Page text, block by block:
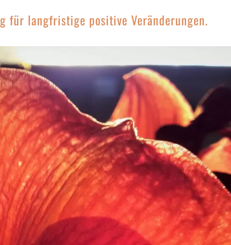
für langfristige positive Veränderungen.